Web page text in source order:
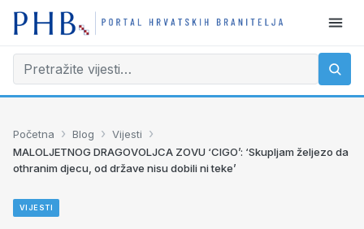
Početna › Blog › Vijesti ›
MALOLJETNOG DRAGOVOLJCA ZOVU ‘CIGO’: ‘Skupljam željezo da
othranim djecu, od države nisu dobili ni teke’
VIJESTI